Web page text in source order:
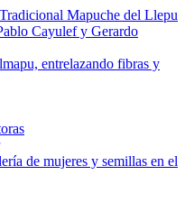
Mapuche del Llepu
Cayulef y Gerardo
entrelazando fibras y
de mujeres y semillas en el